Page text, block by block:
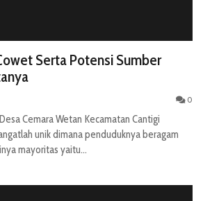
Serta Potensi Sumber
0
Cemara Wetan Kecamatan Cantigi
unik dimana penduduknya beragam
mayoritas yaitu...